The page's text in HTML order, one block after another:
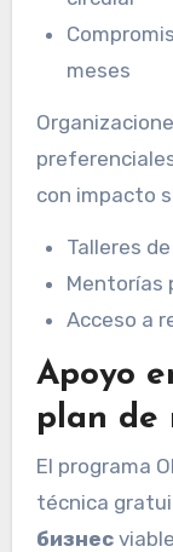
meses
con impacto
Talleres
Mentorías
Acceso a
Apoyo
plan de
El programa
técnica
бизнес